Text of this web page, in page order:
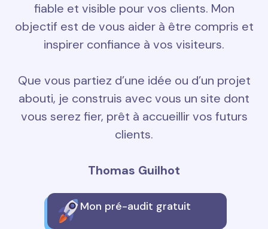
fiable et visible pour vos clients. Mon
objectif est de vous aider à être compris et
inspirer confiance à vos visiteurs.
Que vous partiez d’une idée ou d’un projet
abouti, je construis avec vous un site dont
vous serez fier, prêt à accueillir vos futurs
clients.
Thomas Guilhot
Mon pré-audit gratuit